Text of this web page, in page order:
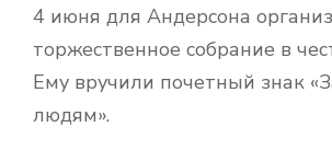
4 июня для Андерсона
торжественное собрание в
Ему вручили почетный знак
людям».